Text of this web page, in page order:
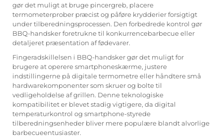
gør det muligt at bruge pincergreb, placere
termometerprober præcist og påføre krydderier forsigtigt
under tilberedningsprocessen. Den forbedrede kontrol gør
BBQ-handsker foretrukne til konkurrencebarbecue eller
detaljeret præsentation af fødevarer.
Fingeradskillelsen i BBQ-handsker gør det muligt for
brugere at operere smartphoneskærme, justere
indstillingerne på digitale termometre eller håndtere små
hardwarekomponenter som skruer og bolte til
vedligeholdelse af grillen. Denne teknologiske
kompatibilitet er blevet stadig vigtigere, da digital
temperaturkontrol og smartphone-styrede
tilberedningsenheder bliver mere populære blandt alvorlige
barbecueentusiaster.